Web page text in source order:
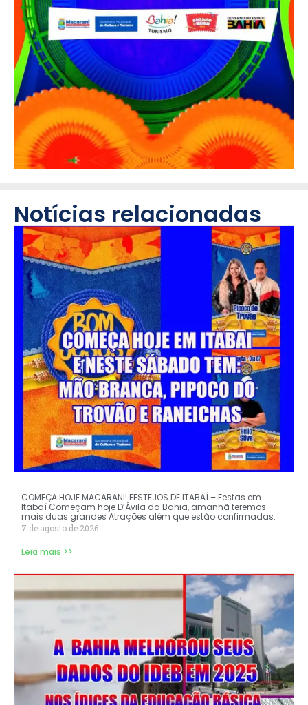
Notícias relacionadas
COMEÇA HOJE MACARANI! FESTEJOS DE ITABAÍ – Festas em
Itabaí Começam hoje D’Ávila da Bahia, amanhã teremos
mais duas grandes Atrações além que estão confirmadas.
7 de agosto de 2026
Leia mais >>